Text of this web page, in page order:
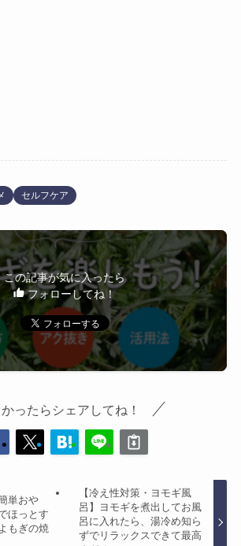
セルフケア
この記事が気に入ったら
フォローしてね！
かったらシェアしてね！
単おや
ほっとす
もぎの焼
【冷え性対策・ヨモギ風
呂】ヨモギを煮出してお風
呂に入れたら、湯冷め知ら
ずでリラックスできて最高